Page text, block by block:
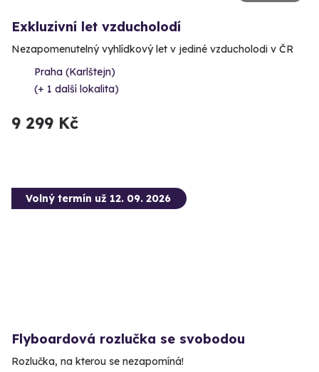
Exkluzivní let vzducholodí
Nezapomenutelný vyhlídkový let v jediné vzducholodi v ČR
Praha (Karlštejn)
(+ 1 další lokalita)
9 299 Kč
Volný termín už 12. 09. 2026
Flyboardová rozlučka se svobodou
Rozlučka, na kterou se nezapomíná!